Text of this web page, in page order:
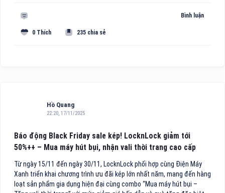
Bình luận
0 Thích 235 chia sẻ
Hồ Quang
22:20, 17/11/2025
Báo động Black Friday sale kép! LocknLock giảm tới
50%++ – Mua máy hút bụi, nhận vali thời trang cao cấp
Từ ngày 15/11 đến ngày 30/11, LocknLock phối hợp cùng Điện Máy
Xanh triển khai chương trình ưu đãi kép lớn nhất năm, mang đến hàng
loạt sản phẩm gia dụng hiện đại cùng combo “Mua máy hút bụi –